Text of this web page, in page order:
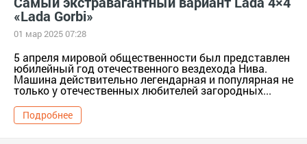
«Lada Gorbi»
01 мар 2025 07:28
5 апреля мировой общественности был представлен
юбилейный год отечественного вездехода Нива.
Машина действительно легендарная и популярная не
только у отечественных любителей загородных...
Подробнее